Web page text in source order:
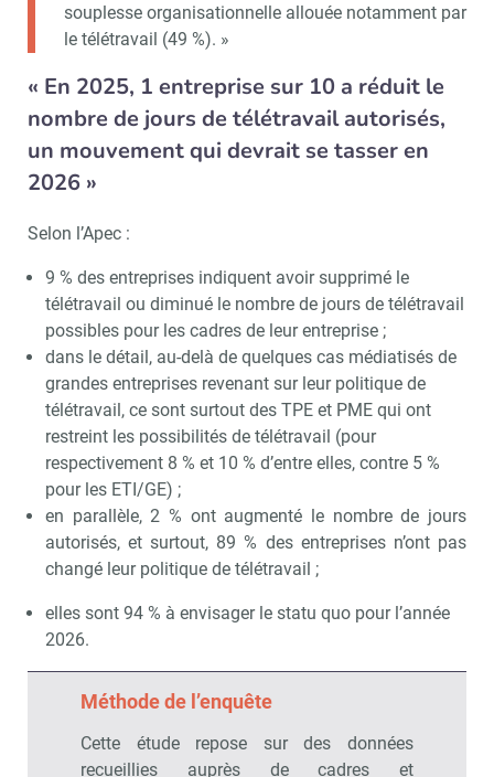
souplesse organisationnelle allouée notamment par
le télétravail (49 %). »
« En 2025, 1 entreprise sur 10 a réduit le
nombre de jours de télétravail autorisés,
un mouvement qui devrait se tasser en
2026 »
Selon l’Apec :
9 % des entreprises indiquent avoir supprimé le
télétravail ou diminué le nombre de jours de télétravail
possibles pour les cadres de leur entreprise ;
dans le détail, au-delà de quelques cas médiatisés de
grandes entreprises revenant sur leur politique de
télétravail, ce sont surtout des TPE et PME qui ont
restreint les possibilités de télétravail (pour
respectivement 8 % et 10 % d’entre elles, contre 5 %
pour les ETI/GE) ;
en parallèle, 2 % ont augmenté le nombre de jours
autorisés, et surtout, 89 % des entreprises n’ont pas
changé leur politique de télétravail ;
elles sont 94 % à envisager le statu quo pour l’année
2026.
Méthode de l’enquête
Cette étude repose sur des données
recueillies auprès de cadres et
Recevoir CSE Matin
Valider
Non merci, je reçois déjà
Je déciderai plus
tard